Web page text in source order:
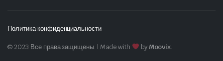
Политика конфиденциальности
© 2023 Все права защищены. | Made with by Moovix.